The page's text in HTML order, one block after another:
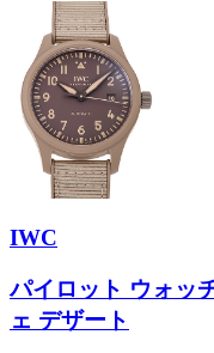
IWC
パイロット ウォッ
ェ デザート